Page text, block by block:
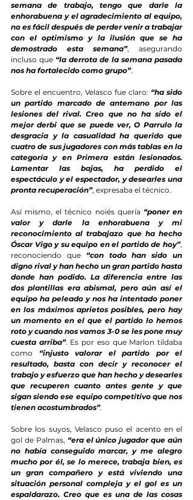
semana de trabajo, tengo que darle la
enhorabuena y el agradecimiento al equipo,
no es fácil después de perder venir a trabajar
con el optimismo y la ilusión que se ha
demostrado esta semana”, asegurando
incluso que “la derrota de la semana pasada
nos ha fortalecido como grupo”.
Sobre el encuentro, Velasco fue claro: “ha sido
un partido marcado de antemano por las
lesiones del rival. Creo que no ha sido el
mejor derbi que se puede ver, O Parrulo la
desgracia y la casualidad ha querido que
cuatro de sus jugadores con más tablas en la
categoría y en Primera están lesionados.
Lamentar las bajas, ha perdido el
espectáculo y el espectador, y desearles una
pronta recuperación”, expresaba el técnico.
Así mismo, el técnico noiés quería “poner en
valor y darle la enhorabuena y mi
reconocimiento al trabajazo que ha hecho
Óscar Vigo y su equipo en el partido de hoy”,
reconociendo que “con todo han sido un
digno rival y han hecho un gran partido hasta
donde han podido. La diferencia entre las
dos plantillas era abismal, pero aún así el
equipo ha peleado y nos ha intentado poner
en los máximos aprietos posibles, pero hay
un momento en el que el partido lo hemos
roto y cuando nos vamos 3-0 se les pone muy
cuesta arriba”. Es por eso que Marlon tildaba
como “injusto valorar el partido por el
resultado, basta con decir y reconocer el
trabajo y esfuerzo que han hecho y desearles
que recuperen cuanto antes gente y que
sigan siendo ese equipo competitivo que nos
tienen acostumbrados”.
Sobre los suyos, Velasco puso el acento en el
gol de Palmas, “era el único jugador que aún
no había conseguido marcar, y me alegro
mucho por él, se lo merece, trabaja bien, es
un gran compañero y está viviendo una
situación personal compleja y el gol es un
espaldarazo. Creo que es una de las cosas